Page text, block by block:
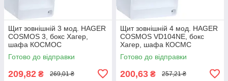
Щит зовнішній 3 мод. HAGER
COSMOS 3, бокс Хагер,
шафа КОСМОС
розподільний навісний
Готово до відправки
209,82 ₴ 269,01 ₴
Щит зовнішній 4 мод. HAGER
COSMOS VD104NE, бокс
Хагер, шафа КОСМС
розподільна навісна
Готово до відправки
200,63 ₴ 257,21 ₴